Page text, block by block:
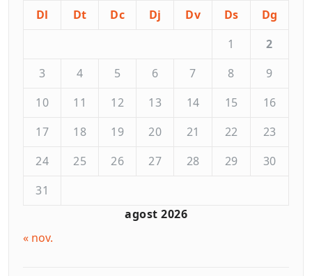
agost 2026
Dl Dt Dc Dj Dv Ds
Dg
1
2
3
4 5 6 7 8
9
10
11 12 13 14 15
16
17
18 19 20 21 22
23
24
25 26 27 28 29
30
31
« nov.